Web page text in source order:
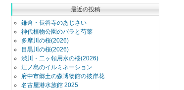
最近の投稿
鎌倉・長谷寺のあじさい
神代植物公園のバラと芍薬
多摩川の桜(2026)
目黒川の桜(2026)
渋川・二ヶ領用水の桜(2026)
江ノ島のイルミネーション
府中市郷土の森博物館の彼岸花
名古屋港水族館 2025